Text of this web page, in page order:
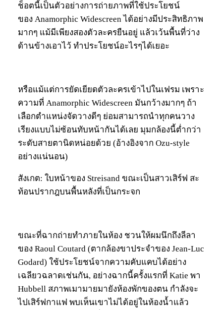
ช็อตนี้เป็นตัวอย่างการถ่ายภาพที่ใช้ประโยชน์
ของ Anamorphic Widescreen ได้อย่างมีประสิทธิภาพ
มากๆ แม้มีเพียงสองตัวละครยืนอยู่ แล้วเว้นพื้นที่ว่าง
ด้านข้างเอาไว้ ทำประโยชน์อะไรๆได้เยอะ
หรือแม้แต่การยัดเยียดตัวละครเข้าไปในเฟรม เพราะ
ความที่ Anamorphic Widescreen มันกว้างมากๆ ถ้า
เลือกตำแหน่งจัดวางดีๆ ย่อมสามารถนำทุกคนวาง
เรียงแบบไม่ซ้อนทับหน้ากันได้เลย มุมกล้องนี้ต่ำกว่า
ระดับสายตานิดหน่อยด้วย (อ้างอิงจาก Ozu-style
อย่างแน่นอน)
สังเกต: ใบหน้าของ Streisand ขณะเป็นสาวเสิร์ฟ สะ
ท้อนปรากฎบนพื้นหลังที่เป็นกระจก
ขณะที่ฉากถ่ายทำภายในห้อง ชวนให้ผมนึกถึงลีลา
ของ Raoul Coutard (ตากล้องขาประจำของ Jean-Luc
Godard) ใช้ประโยชน์จากความคับแคบได้อย่าง
เฉลียวฉลาดเช่นกัน, อย่างฉากนี้ครั้งแรกที่ Katie พา
Hubbell สภาพเมามายมายังห้องพักของตน กำลังจะ
ไปเสิร์ฟกาแฟ พบเห็นเขาไม่ได้อยู่ในห้องน้ำแล้ว